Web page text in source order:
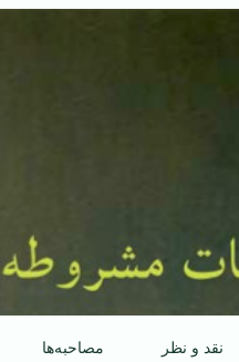
نقد و نظر مصاحبه‌ها